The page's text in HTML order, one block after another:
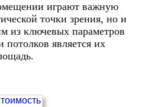
играют важную
точки зрения, но и
из ключевых параметров
потолков является их